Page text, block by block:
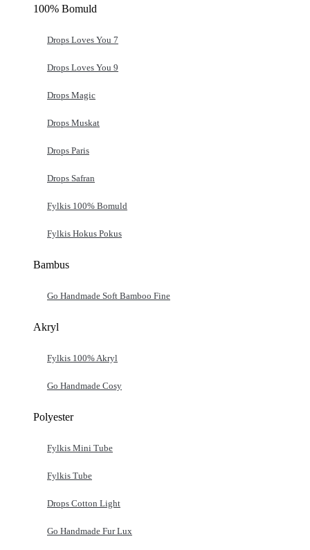
100% Bomuld
Drops Loves You 7
Drops Loves You 9
Drops Magic
Drops Muskat
Drops Paris
Drops Safran
Fylkis 100% Bomuld
Fylkis Hokus Pokus
Bambus
Go Handmade Soft Bamboo Fine
Akryl
Fylkis 100% Akryl
Go Handmade Cosy
Polyester
Fylkis Mini Tube
Fylkis Tube
Drops Cotton Light
Go Handmade Fur Lux